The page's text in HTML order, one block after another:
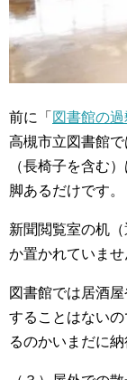
前に「 図書館の
高槻市立図書館
（長椅子を含む
脚あるだけです。
新聞閲覧室の机
か置かれていませ
図書館では居酒
することはない
るのかいまだに納